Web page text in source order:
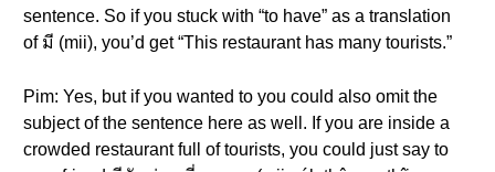
sentence. So if you stuck with “to have” as a translation
of มี (mii), you’d get “This restaurant has many tourists.”
Pim: Yes, but if you wanted to you could also omit the
subject of the sentence here as well. If you are inside a
crowded restaurant full of tourists, you could just say to